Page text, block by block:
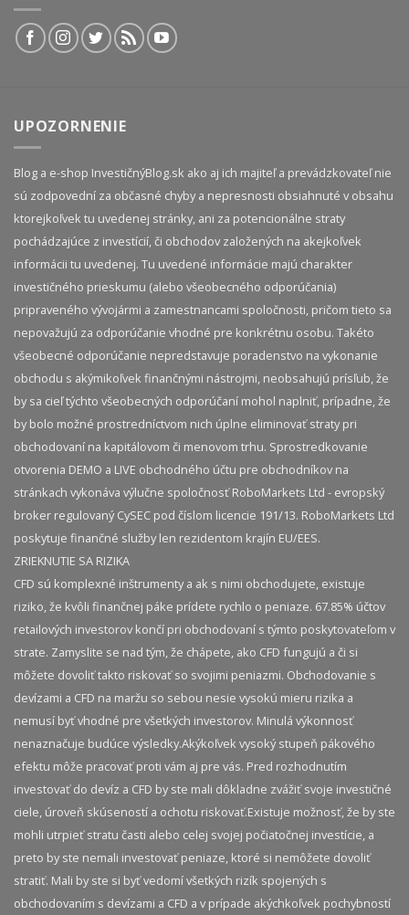
UPOZORNENIE
Blog a e-shop InvestičnýBlog.sk ako aj ich majiteľ a prevádzkovateľ nie
sú zodpovední za občasné chyby a nepresnosti obsiahnuté v obsahu
ktorejkoľvek tu uvedenej stránky, ani za potencionálne straty
pochádzajúce z investícií, či obchodov založených na akejkoľvek
informácii tu uvedenej. Tu uvedené informácie majú charakter
investičného prieskumu (alebo všeobecného odporúčania)
pripraveného vývojármi a zamestnancami spoločnosti, pričom tieto sa
nepovažujú za odporúčanie vhodné pre konkrétnu osobu. Takéto
všeobecné odporúčanie nepredstavuje poradenstvo na vykonanie
obchodu s akýmikoľvek finančnými nástrojmi, neobsahujú prísľub, že
by sa cieľ týchto všeobecných odporúčaní mohol naplniť, prípadne, že
by bolo možné prostredníctvom nich úplne eliminovať straty pri
obchodovaní na kapitálovom či menovom trhu. Sprostredkovanie
otvorenia DEMO a LIVE obchodného účtu pre obchodníkov na
stránkach vykonáva výlučne spoločnosť RoboMarkets Ltd - evropský
broker regulovaný CySEC pod číslom licencie 191/13. RoboMarkets Ltd
poskytuje finančné služby len rezidentom krajín EU/EES.
ZRIEKNUTIE SA RIZIKA
CFD sú komplexné inštrumenty a ak s nimi obchodujete, existuje
riziko, že kvôli finančnej páke prídete rychlo o peniaze. 67.85% účtov
retailových investorov končí pri obchodovaní s týmto poskytovateľom v
strate. Zamyslite se nad tým, že chápete, ako CFD fungujú a či si
môžete dovoliť takto riskovať so svojimi peniazmi. Obchodovanie s
devízami a CFD na maržu so sebou nesie vysokú mieru rizika a
nemusí byť vhodné pre všetkých investorov. Minulá výkonnosť
nenaznačuje budúce výsledky.​ Akýkoľvek vysoký stupeň pákového
efektu môže pracovať proti vám aj pre vás. Pred rozhodnutím
investovať do devíz a CFD by ste mali dôkladne zvážiť svoje investičné
ciele, úroveň skúseností a ochotu riskovať.​ Existuje možnosť, že by ste
mohli utrpieť stratu časti alebo celej svojej počiatočnej investície, a
preto by ste nemali investovať peniaze, ktoré si nemôžete dovoliť
stratiť. Mali by ste si byť vedomí všetkých rizík spojených s
obchodovaním s devízami a CFD a v prípade akýchkoľvek pochybností